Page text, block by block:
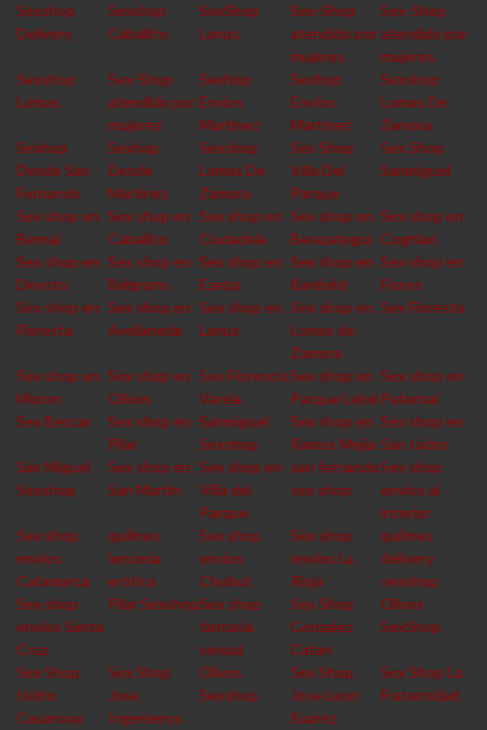
Sexshop
Delivery
Sexshop
Caballito
SexShop
Lanus
Sex-Shop
atendido por
mujeres
Sex-Shop
atendido por
mujeres
Sexshop
Lomas
Sex-Shop
atendido por
mujeres
Sexhop
Envios
Martinez
Sexhop
Envios
Martinez
Sexshop
Lomas De
Zamora
Sexhop
Desde San
Fernando
Sexhop
Desde
Martinez
Sexshop
Lomas De
Zamora
Sex Shop
Villa Del
Parque
Sex Shop
Sanmiguel
Sex shop en
Bernal
Sex shop en
Caballito
Sex shop en
Ciudadela
Sex shop en
Berazategui
Sex shop en
Coghlan
Sex shop en
Devoto
Sex shop en
Belgrano
Sex shop en
Ezeiza
Sex shop en
Banfield
Sex shop en
Flores
Sex shop en
Floresta
Sex shop en
Avellaneda
Sex shop en
Lanus
Sex shop en
Lomas de
Zamora
Sex Floresta
Sex shop en
Moron
Sex shop en
Olivos
Sex Florencio
Varela
Sex shop en
Parque Leloir
Sex shop en
Paternal
Sex Beccar
Sex shop en
Pilar
Sanmiguel
Sexshop
Sex shop en
Ramos Mejia
Sex shop en
San Isidro
San Miguel
Sexshop
Sex shop en
San Martin
Sex shop en
Villa del
Parque
san fernando
sex shop
Sex shop
envios al
interior
Sex shop
envios
Catamarca
quilmes
lencería
erótica
Sex shop
envios
Chubut
Sex shop
envios La
Rioja
quilmes
delivery
sexshop
Sex shop
envios Santa
Cruz
Pilar SexshopSex shop
fantasia
sexual
Sex Shop
Gonzalez
Catan
Olivos
SexShop
Sex Shop
Isidro
Casanova
Sex Shop
Jose
Ingenieros
Olivos
Sexshop
Sex Shop
Jose Leon
Suarez
Sex Shop La
Fraternidad